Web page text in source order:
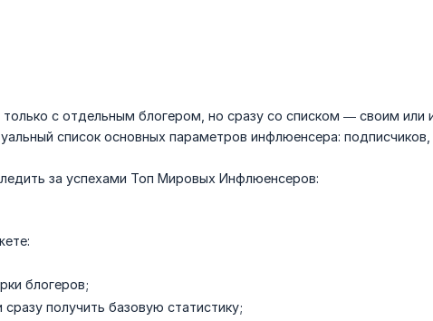
с отдельным блогером, но сразу со списком — своим или
список основных параметров инфлюенсера: подписчиков,
за успехами Топ Мировых Инфлюенсеров:
блогеров;
сразу получить базовую статистику;